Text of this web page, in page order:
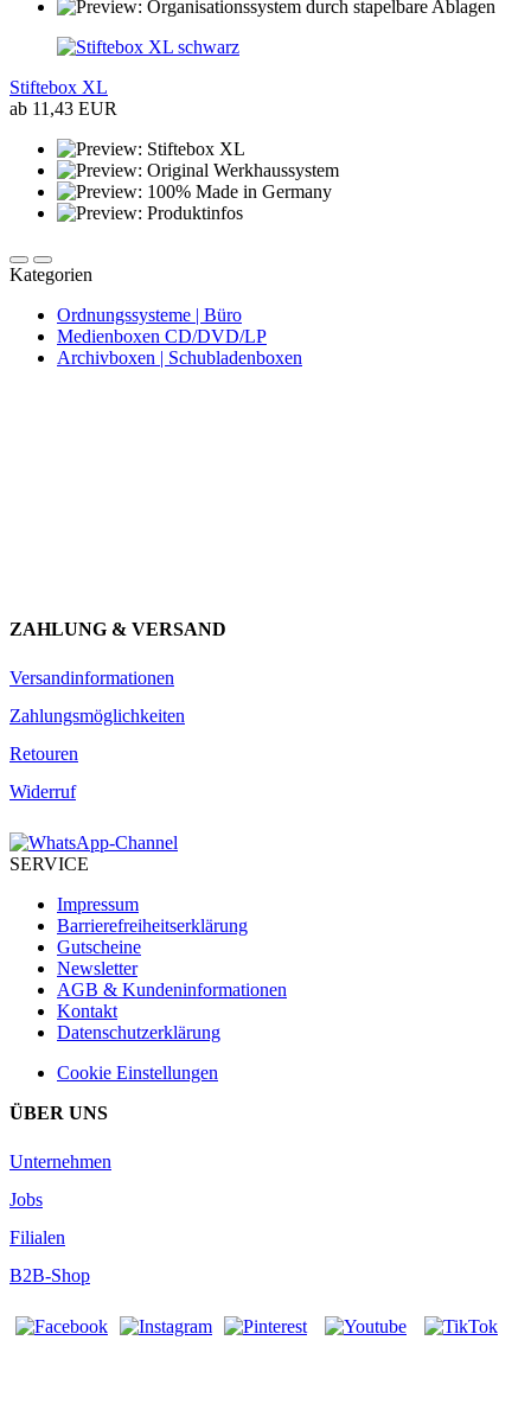
Stiftebox XL
ab 11,43 EUR
Kategorien
Ordnungssysteme | Büro
Medienboxen CD/DVD/LP
Archivboxen | Schubladenboxen
ZAHLUNG & VERSAND
Versandinformationen
Zahlungsmöglichkeiten
Retouren
Widerruf
SERVICE
Impressum
Barrierefreiheitserklärung
Gutscheine
Newsletter
AGB & Kundeninformationen
Kontakt
Datenschutzerklärung
Cookie Einstellungen
ÜBER UNS
Unternehmen
Jobs
Filialen
B2B-Shop